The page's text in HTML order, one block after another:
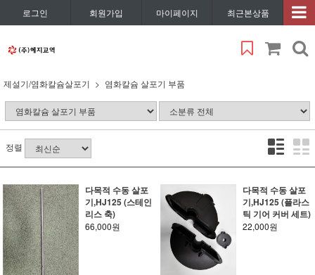
로그인 회원가입 마이페이지 최근본상품
제설기/염화칼슘살포기 염화칼슘 살포기 부품
정렬
다목적 수동 살포
기,HJ125 (스테인
리스 축)
66,000원
다목적 수동 살포
기,HJ125 (플라스
틱 기어 커버 세트)
22,000원